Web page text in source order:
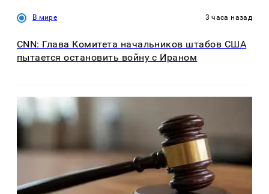
В мире 3 часа назад
CNN: Глава Комитета начальников штабов США
пытается остановить войну с Ираном